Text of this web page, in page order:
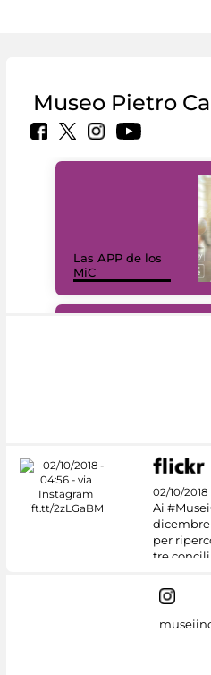
Museo Pietro
Las APP de los
MiC
02/10/2018
Ai
dicembre
per
tre